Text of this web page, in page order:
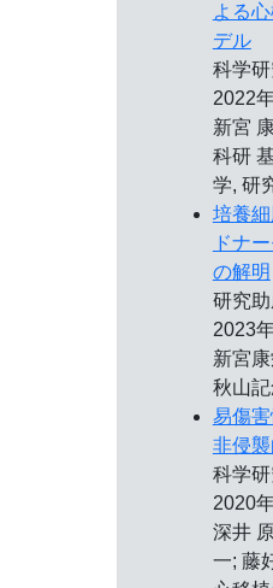
よる
デル
科学
2022
新宮
科研
学, 研
培養
ドナ
の解明
研究助
2023
新宮
秋山
易傷
非侵
科学
2020
深井
一; 藤